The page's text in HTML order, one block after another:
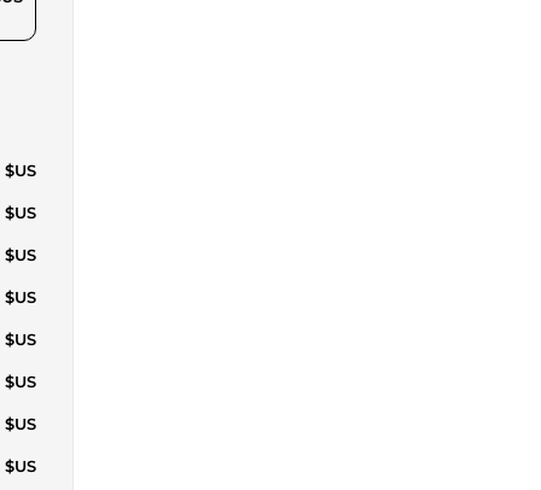
$US
$US
$US
$US
$US
$US
$US